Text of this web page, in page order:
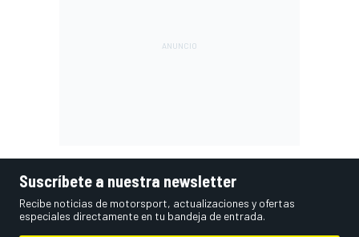
Suscríbete a nuestra newsletter
Recibe noticias de motorsport, actualizaciones y ofertas
especiales directamente en tu bandeja de entrada.